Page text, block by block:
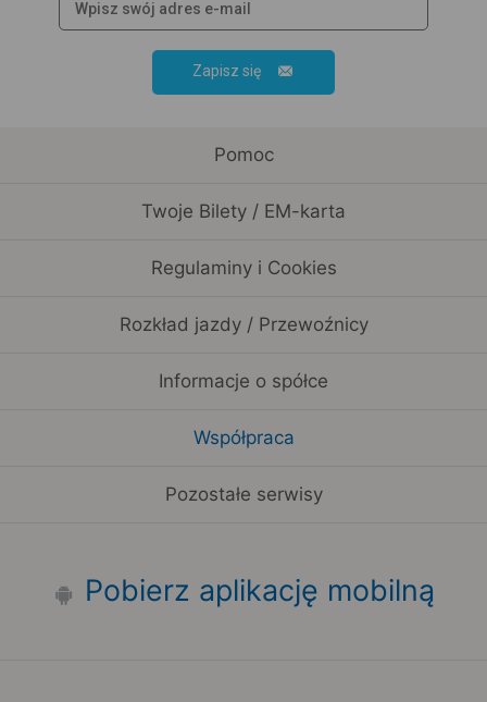
Zapisz się
Pomoc
Twoje Bilety / EM-karta
Regulaminy i Cookies
Rozkład jazdy / Przewoźnicy
Informacje o spółce
Współpraca
Pozostałe serwisy
Pobierz aplikację mobilną